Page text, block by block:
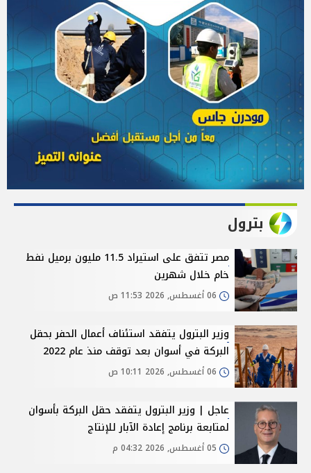
بترول
مصر تتفق على استيراد 11.5 مليون برميل نفط
خام خلال شهرين
وزير البترول يتفقد استئناف أعمال الحفر بحقل
البركة في أسوان بعد توقف منذ عام 2022
عاجل | وزير البترول يتفقد حقل البركة بأسوان
لمتابعة برنامج إعادة الآبار للإنتاج